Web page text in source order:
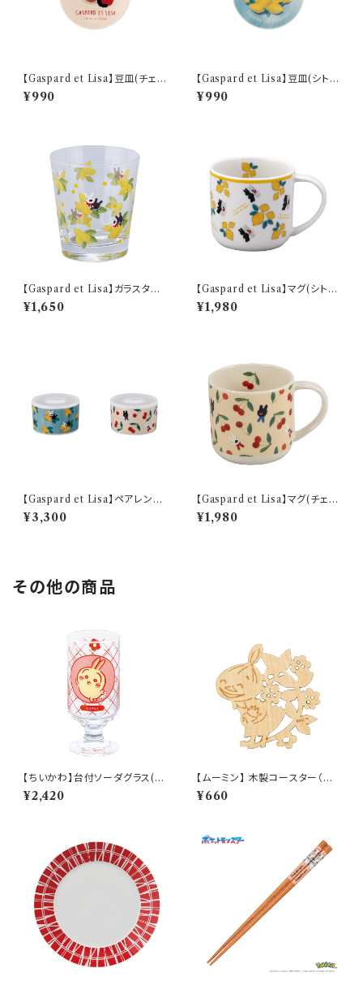
【Gaspard et Lisa】豆皿(チェリ
ー)【LG170】 LG171-333
¥990
【Gaspard et Lisa】豆皿(シトロ
ン)【LG170】 LG173-333
¥990
【Gaspard et Lisa】ガラスタン
ブラー(シトロン)【LG170】 LG1
73-813
¥1,650
【Gaspard et Lisa】マグ(シトロ
ン)【LG170】 LG173-11
¥1,980
【Gaspard et Lisa】ペアレンジ
セット【LG170】 LG170-82-2
¥3,300
【Gaspard et Lisa】マグ(チェリ
ー)【チェリー】
¥1,980
その他の商品
【ちいかわ】台付ソーダグラス(う
さぎ)【CKW40】CKW43-813
¥2,420
【ムーミン】 木製コースター（リト
ルミイ）【木製コースター】
¥660